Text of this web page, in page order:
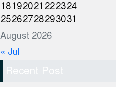
August 2026
18192021 222324
25262728293031
« Jul
Recent Post